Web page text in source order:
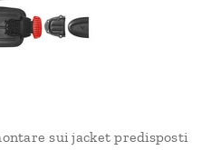
sui jacket predisposti